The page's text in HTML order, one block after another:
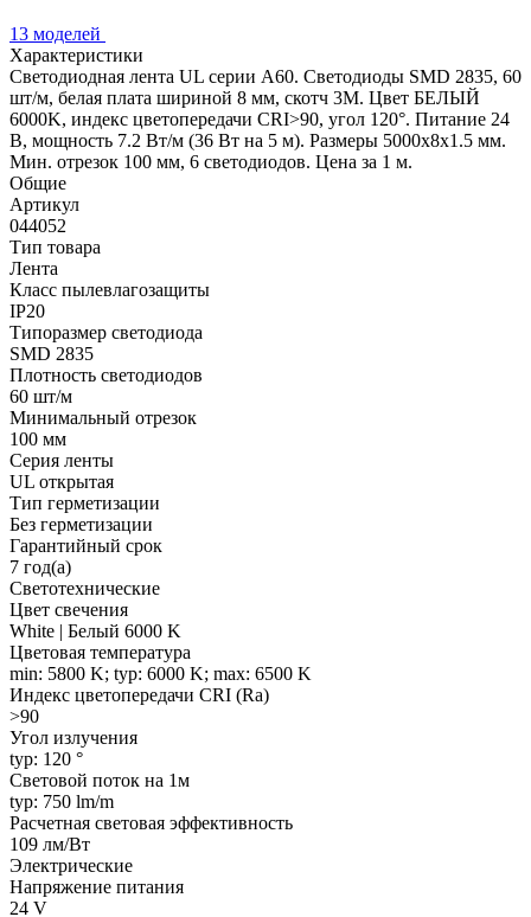
13 моделей
Характеристики
Светодиодная лента UL серии A60. Светодиоды SMD 2835, 60
шт/м, белая плата шириной 8 мм, скотч 3M. Цвет БЕЛЫЙ
6000K, индекс цветопередачи CRI>90, угол 120°. Питание 24
В, мощность 7.2 Вт/м (36 Вт на 5 м). Размеры 5000x8x1.5 мм.
Мин. отрезок 100 мм, 6 светодиодов. Цена за 1 м.
Общие
Артикул
044052
Тип товара
Лента
Класс пылевлагозащиты
IP20
Типоразмер светодиода
SMD 2835
Плотность светодиодов
60 шт/м
Минимальный отрезок
100 мм
Серия ленты
UL открытая
Тип герметизации
Без герметизации
Гарантийный срок
7 год(а)
Светотехнические
Цвет свечения
White | Белый 6000 K
Цветовая температура
min: 5800 K; typ: 6000 K; max: 6500 K
Индекс цветопередачи CRI (Ra)
>90
Угол излучения
typ: 120 °
Световой поток на 1м
typ: 750 lm/m
Расчетная световая эффективность
109 лм/Вт
Электрические
Напряжение питания
24 V